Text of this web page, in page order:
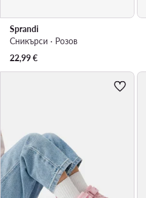
Sprandi
Сникърси · Розов
22,99€